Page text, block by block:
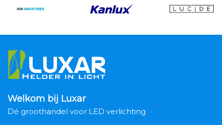
Welkom bij Luxar
Dé groothandel voor LED verlichting